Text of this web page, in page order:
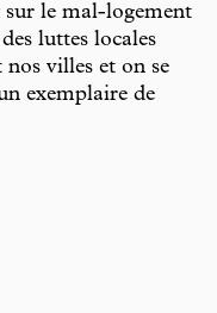
le mal-logement
luttes locales
villes et on se
exemplaire de